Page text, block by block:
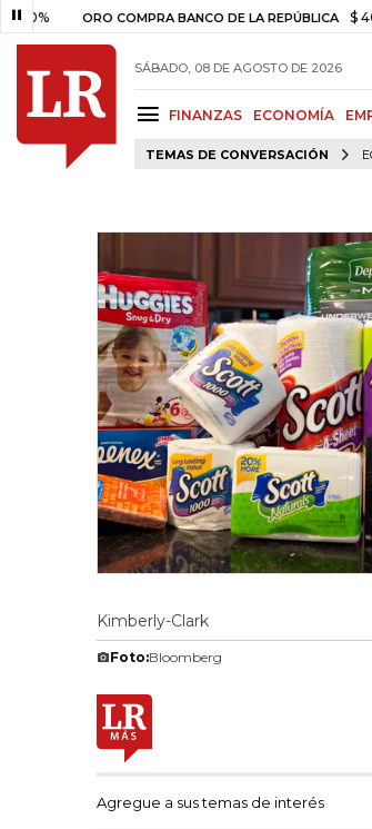
ORO COMPRA BANCO DE LA REPÚBLICA $
SÁBADO, 08 DE AGOSTO DE 2026
FINANZAS ECONOMÍA
TEMAS DE CONVERSACIÓN
Kimberly-Clark
Foto:Bloomberg
Agregue a sus temas de interés